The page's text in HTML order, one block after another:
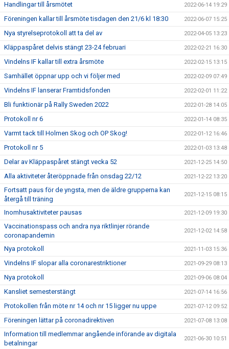
Handlingar till årsmötet 2022-06-14 19:29
Föreningen kallar till årsmöte tisdagen den 21/6 kl 18:30 2022-06-07 15:25
Nya styrelseprotokoll att ta del av 2022-04-05 13:23
Kläppaspåret delvis stängt 23-24 februari 2022-02-21 16:30
Vindelns IF kallar till extra årsmöte 2022-02-15 13:15
Samhället öppnar upp och vi följer med 2022-02-09 07:49
Vindelns IF lanserar Framtidsfonden 2022-02-01 11:22
Bli funktionär på Rally Sweden 2022 2022-01-28 14:05
Protokoll nr 6 2022-01-14 08:35
Varmt tack till Holmen Skog och OP Skog! 2022-01-12 16:46
Protokoll nr 5 2022-01-03 13:48
Delar av Kläppaspåret stängt vecka 52 2021-12-25 14:50
Alla aktiviteter återöppnade från onsdag 22/12 2021-12-22 13:20
Fortsatt paus för de yngsta, men de äldre grupperna kan
återgå till träning
2021-12-15 08:15
Inomhusaktiviteter pausas 2021-12-09 19:30
Vaccinationspass och andra nya riktlinjer rörande
coronapandemin
2021-12-02 14:58
Nya protokoll 2021-11-03 15:36
Vindelns IF slopar alla coronarestriktioner 2021-09-29 08:13
Nya protokoll 2021-09-06 08:04
Kansliet semesterstängt 2021-07-14 16:56
Protokollen från möte nr 14 och nr 15 ligger nu uppe 2021-07-12 09:52
Föreningen lättar på coronadirektiven 2021-07-08 13:08
Information till medlemmar angående införande av digitala
betalningar
2021-06-30 10:51